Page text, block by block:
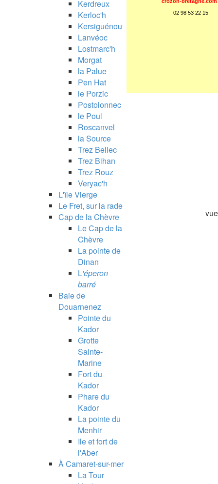
Kerdreux
Kerloc'h
Kersiguénou
Lanvéoc
Lostmarc'h
Morgat
la Palue
Pen Hat
le Porzic
Postolonnec
le Poul
Roscanvel
la Source
Trez Bellec
Trez Bihan
Trez Rouz
Veryac'h
L'île Vierge
Le Fret, sur la rade
Cap de la Chèvre
Le Cap de la
Chèvre
La pointe de
Dinan
L'éperon
barré
Baie de
Douarnenez
Pointe du
Kador
Grotte
Sainte-
Marine
Fort du
Kador
Phare du
Kador
La pointe du
Menhir
Ile et fort de
l'Aber
À Camaret-sur-mer
La Tour
02 98 53 22 15